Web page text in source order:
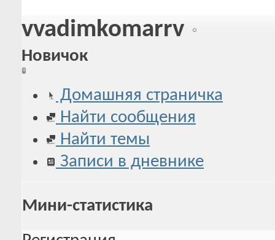
vvadimkomarrv
Новичок
Домашняя страничка
Найти сообщения
Найти темы
Записи в дневнике
Мини-статистика